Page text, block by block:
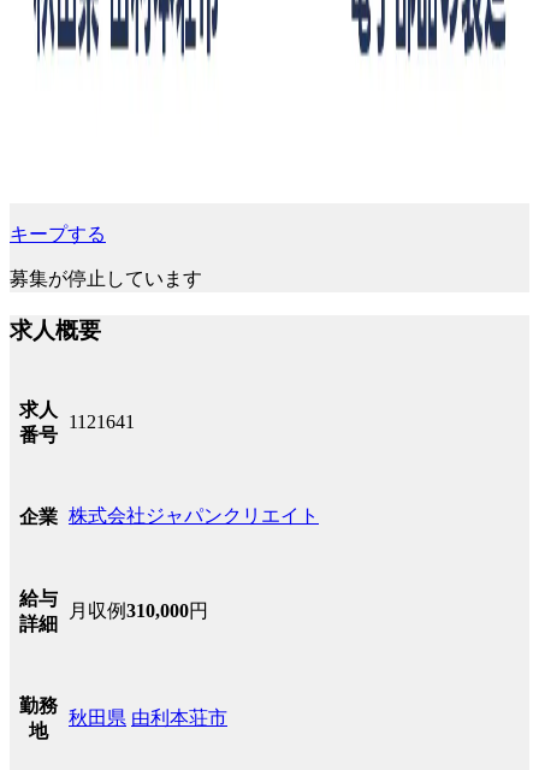
キープする
募集が停止しています
求人概要
求人
番号
1121641
企業 株式会社ジャパンクリエイト
給与
詳細
月収例310,000円
勤務
地
秋田県 由利本荘市